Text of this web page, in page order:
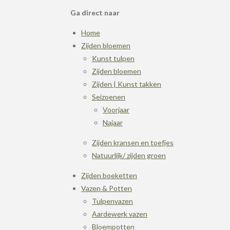
Ga direct naar
Home
Zijden bloemen
Kunst tulpen
Zijden bloemen
Zijden | Kunst takken
Seizoenen
Voorjaar
Najaar
Zijden kransen en toefjes
Natuurlijk/ zijden groen
Zijden boeketten
Vazen & Potten
Tulpenvazen
Aardewerk vazen
Bloempotten